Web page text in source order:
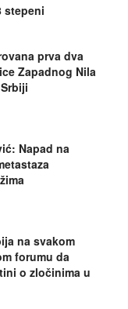
stepeni
prva dva
Zapadnog Nila
Napad na
na svakom
forumu da
o zločinima u